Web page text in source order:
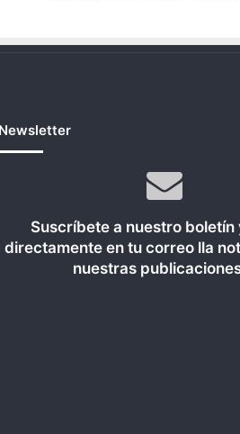
Newsletter
Suscríbete a nuestro boletín
directamente en tu correo lla
nuestras